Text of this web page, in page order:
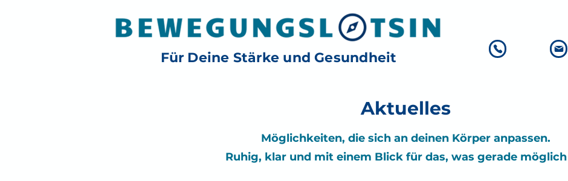
Für Deine Stärke und Gesundheit
Aktuelles
Möglichkeiten, die sich an deinen Körper anpassen.
Ruhig, klar und mit einem Blick für das, was gerade